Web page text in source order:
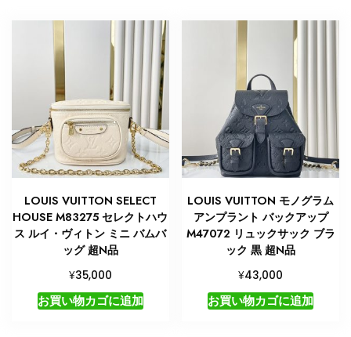
LOUIS VUITTON SELECT
HOUSE M83275 セレクトハウ
ス ルイ・ヴィトン ミニ バムバ
ッグ 超N品
¥35,000
お買い物カゴに追加
LOUIS VUITTON モノグラム
アンプラント バックアップ
M47072 リュックサック ブラ
ック 黒 超N品
¥43,000
お買い物カゴに追加